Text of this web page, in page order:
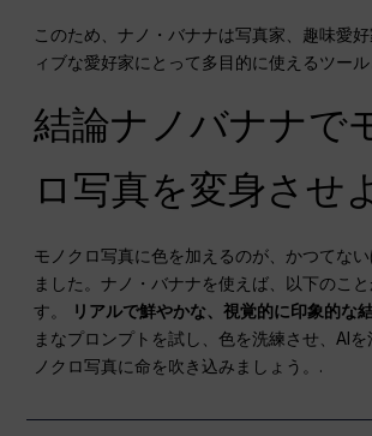
このため、ナノ・バナナは写真家、趣味愛
ィブな愛好家にとって多目的に使えるツー
結論ナノバナナで
ロ写真を変身させ
モノクロ写真に色を加えるのが、かつてな
ました。ナノ・バナナを使えば、以下のこ
す。
リアルで鮮やかな、視覚的に印象的な
まなプロンプトを試し、色を洗練させ、AI
ノクロ写真に命を吹き込みましょう。.